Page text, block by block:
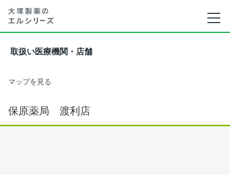
取扱い医療機関・店舗
マップを見る
保原薬局 渡利店